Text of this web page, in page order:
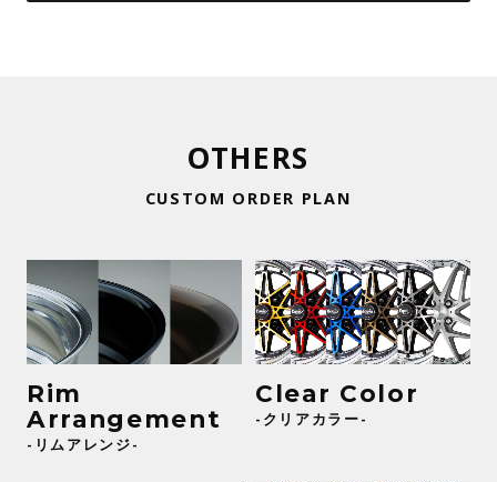
OTHERS
CUSTOM ORDER PLAN
Rim
Arrangement
-リムアレンジ-
Clear Color
-クリアカラー-